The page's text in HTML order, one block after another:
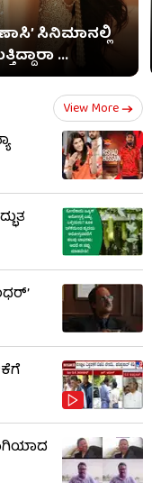
ಸಿನಿಮಾನಲ್ಲಿ
...
View More